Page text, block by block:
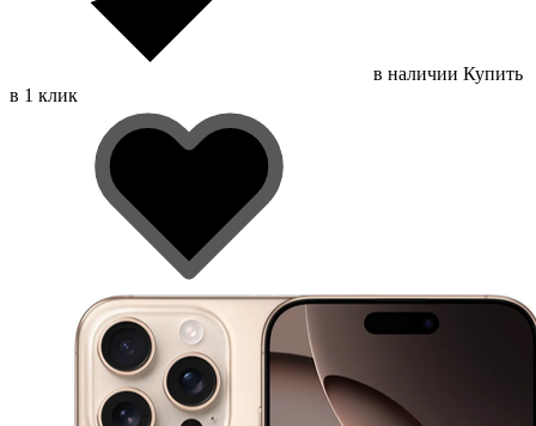
в наличии Купить
в 1 клик